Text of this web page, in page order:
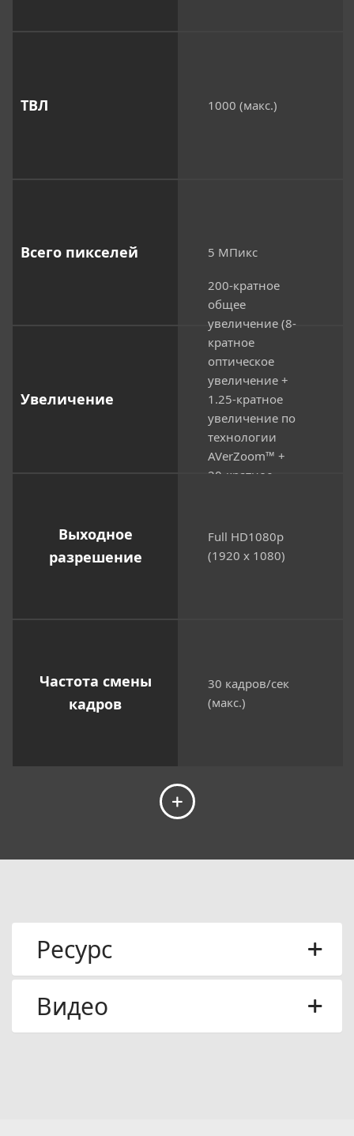
ТВЛ 1000 (макс.)
Всего пикселей 5 МПикс
Увеличение
200-кратное
общее
увеличение (8-
кратное
оптическое
увеличение +
1.25-кратное
увеличение по
технологии
AVerZoom™ +
20-кратное
Выходное
разрешение
Full HD1080p
(1920 x 1080)
Частота смены
кадров
30 кадров/сек
(макс.)
Ресурс
Видео